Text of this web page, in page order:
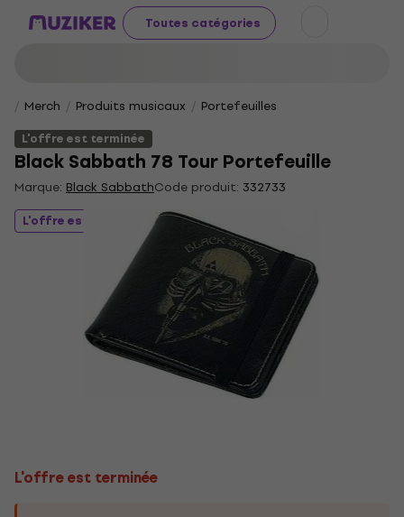
Toutes catégories
Merch Produits musicaux
Portefeuilles
L'offre est terminée
Black Sabbath 78 Tour Portefeuille
Marque: Black SabbathCode produit: 332733
L'offre est terminée
L'offre est terminée